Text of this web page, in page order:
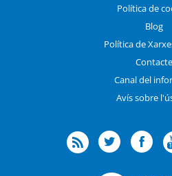
Política de
Blog
Política de
Contacte
Canal del
Avís sobre